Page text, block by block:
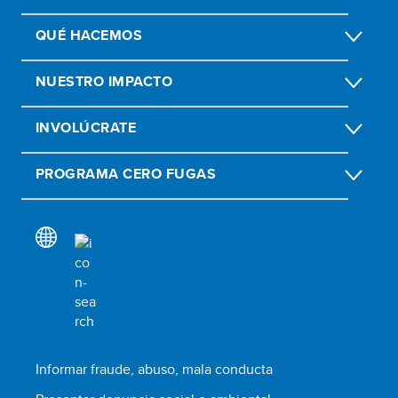
QUÉ HACEMOS
NUESTRO IMPACTO
INVOLÚCRATE
PROGRAMA CERO FUGAS
Informar fraude, abuso, mala conducta